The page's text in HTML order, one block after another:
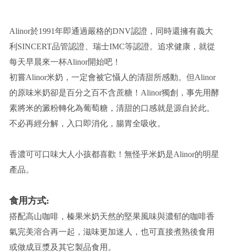
Alinor於1991年即通過嚴格的DNV認證，同時還擁有義大
利SINCERT品管認證、瑞士IMC等認證。追求健康，就從
每天早晨來一杯Alinor開始吧！
初嘗Alinor米奶，一定會被它懾人的清甜所感動。但Alinor
的原味米奶卻是百分之百不含蔗糖！Alinor獨創，事先用酵
素將米的澱粉轉化為葡萄糖，清甜的口感就是源自於此。
不必再經分解，入口即消化，腸胃全吸收。
香濃可可口味大人小孩都喜歡！無怪乎米奶是Alinor的明星
產品。
食用方式:
搭配高山咖啡，榛果米奶天然的堅果風味與濃郁的咖啡香
氣完美溶合再一起，滋味更加迷人，也可直接煮熟後食用
或做成豆漿及其它製品食用。